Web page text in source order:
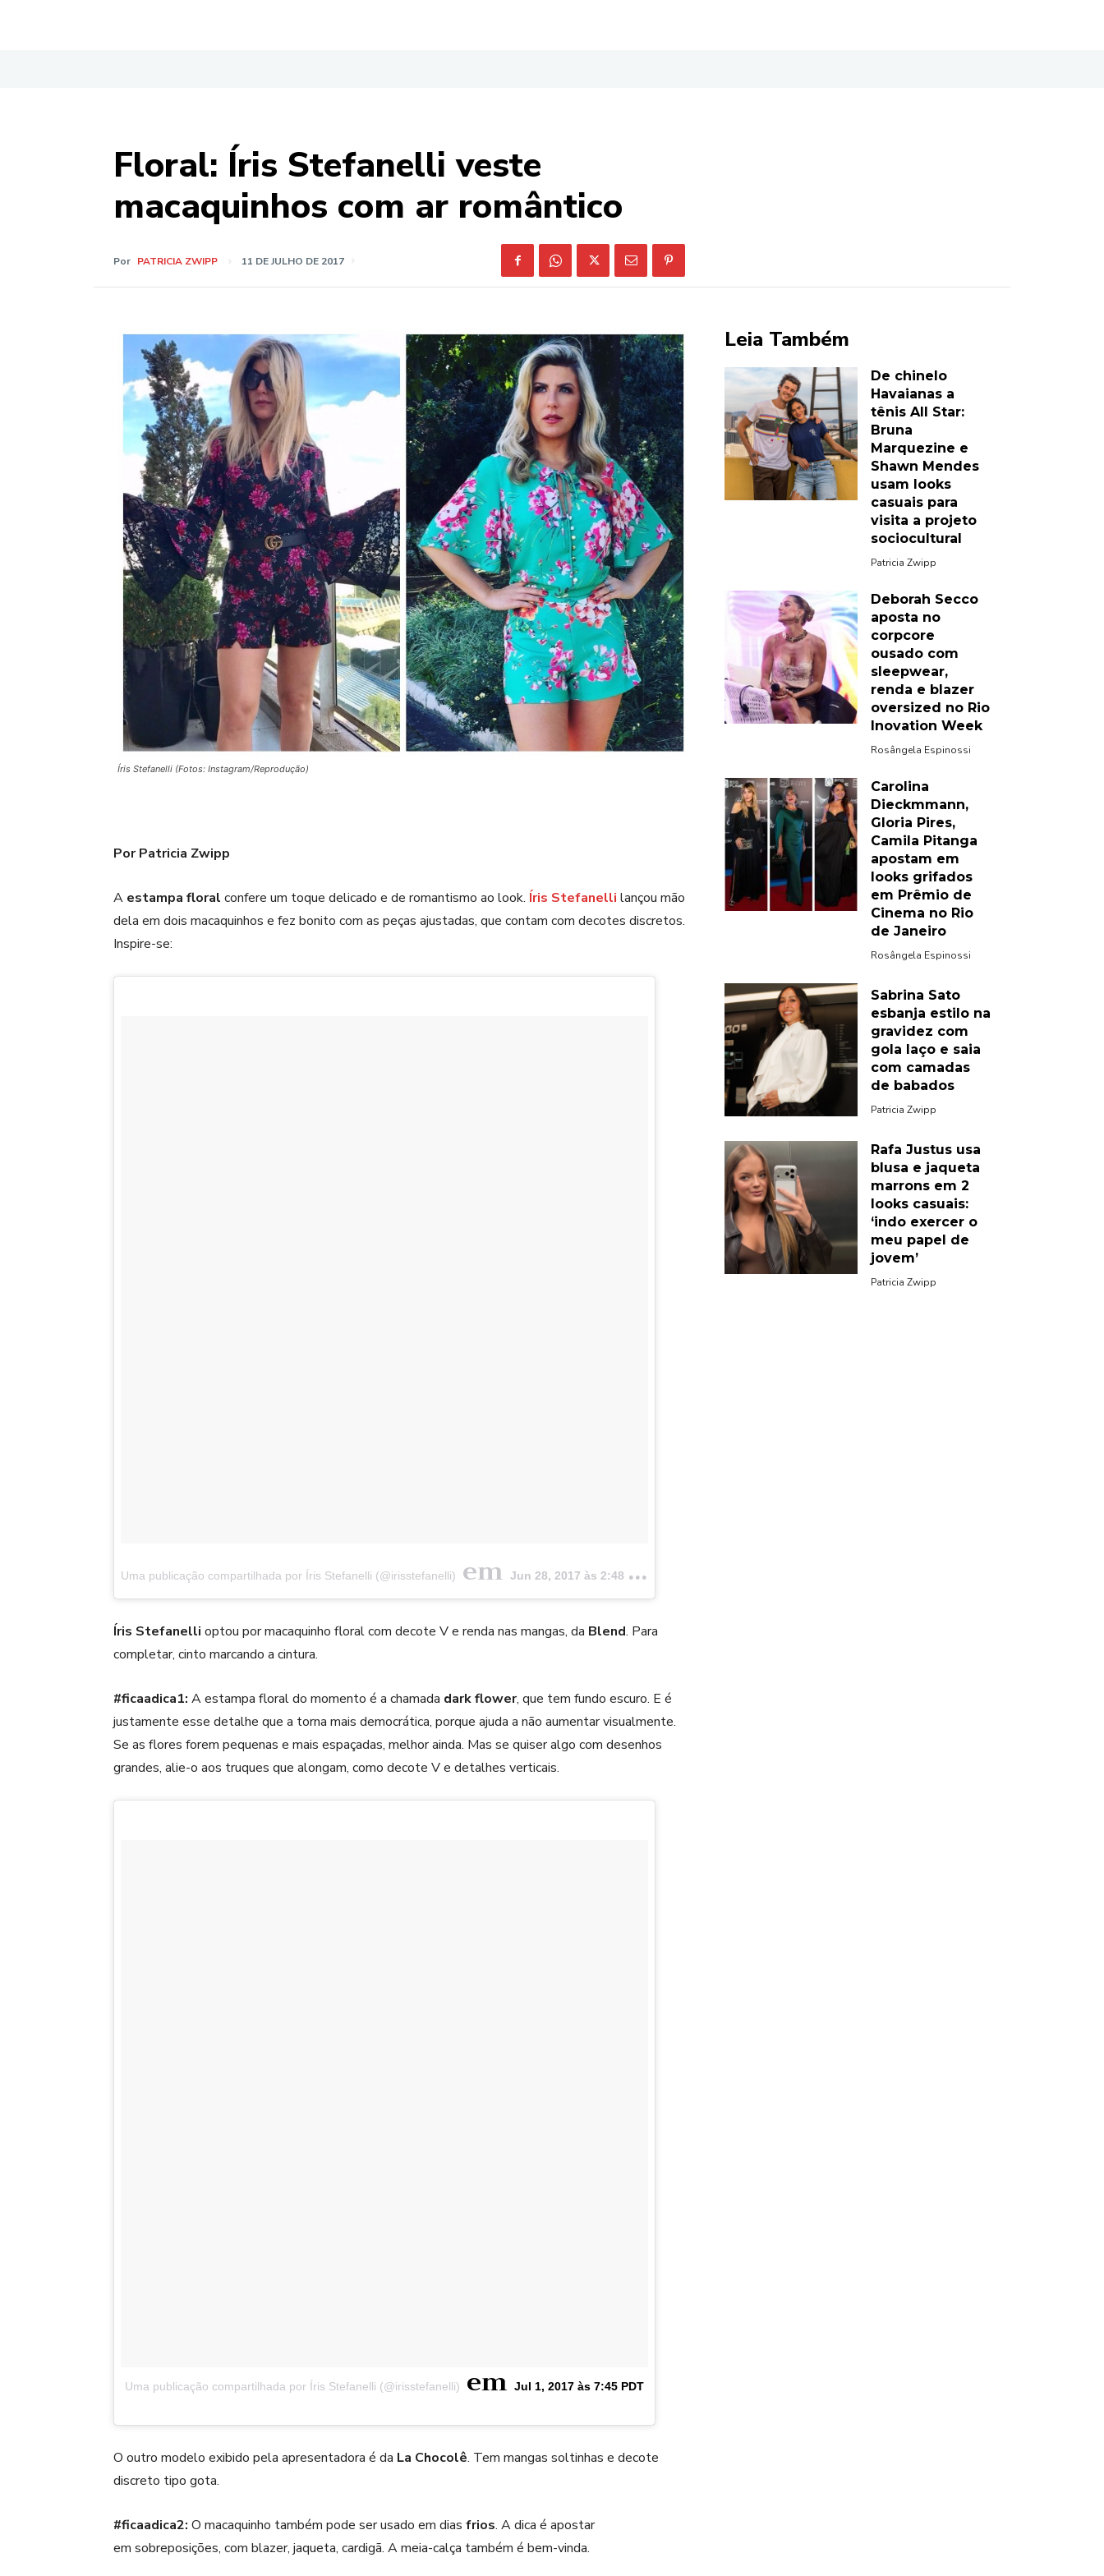
Floral: Íris Stefanelli veste
macaquinhos com ar romântico
Por PATRICIA ZWIPP 11 DE JULHO DE 2017
Íris Stefanelli (Fotos: Instagram/Reprodução)
Por Patricia Zwipp
A estampa floral confere um toque delicado e de romantismo ao look. Íris Stefanelli lançou mão
dela em dois macaquinhos e fez bonito com as peças ajustadas, que contam com decotes discretos.
Inspire-se:
Uma publicação compartilhada por Íris Stefanelli (@irisstefanelli) em Jun 28, 2017 às 2:48 PDT
Íris Stefanelli optou por macaquinho floral com decote V e renda nas mangas, da Blend. Para
completar, cinto marcando a cintura.
#ficaadica1: A estampa floral do momento é a chamada dark flower, que tem fundo escuro. E é
justamente esse detalhe que a torna mais democrática, porque ajuda a não aumentar visualmente.
Se as flores forem pequenas e mais espaçadas, melhor ainda. Mas se quiser algo com desenhos
grandes, alie-o aos truques que alongam, como decote V e detalhes verticais.
Uma publicação compartilhada por Íris Stefanelli (@irisstefanelli) em Jul 1, 2017 às 7:45 PDT
O outro modelo exibido pela apresentadora é da La Chocolê. Tem mangas soltinhas e decote
discreto tipo gota.
#ficaadica2: O macaquinho também pode ser usado em dias frios. A dica é apostar
em sobreposições, com blazer, jaqueta, cardigã. A meia-calça também é bem-vinda.
Leia Também
De chinelo
Havaianas a
tênis All Star:
Bruna
Marquezine e
Shawn Mendes
usam looks
casuais para
visita a projeto
sociocultural
Patricia Zwipp
Deborah Secco
aposta no
corpcore
ousado com
sleepwear,
renda e blazer
oversized no Rio
Inovation Week
Rosângela Espinossi
Carolina
Dieckmmann,
Gloria Pires,
Camila Pitanga
apostam em
looks grifados
em Prêmio de
Cinema no Rio
de Janeiro
Rosângela Espinossi
Sabrina Sato
esbanja estilo na
gravidez com
gola laço e saia
com camadas
de babados
Patricia Zwipp
Rafa Justus usa
blusa e jaqueta
marrons em 2
looks casuais:
‘indo exercer o
meu papel de
jovem’
Patricia Zwipp